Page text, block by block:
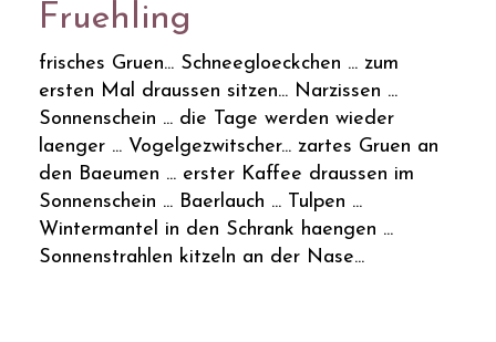
Fruehling
frisches Gruen... Schneegloeckchen ... zum
ersten Mal draussen sitzen... Narzissen ...
Sonnenschein ... die Tage werden wieder
laenger ... Vogelgezwitscher... zartes Gruen an
den Baeumen ... erster Kaffee draussen im
Sonnenschein ... Baerlauch ... Tulpen ...
Wintermantel in den Schrank haengen ...
Sonnenstrahlen kitzeln an der Nase...